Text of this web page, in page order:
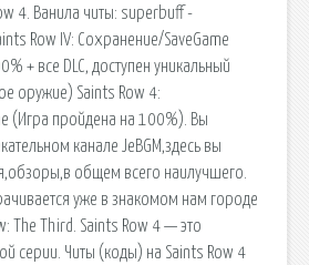
4. Ванила читы: superbuff -
Row IV: Cохранение/SaveGame
+ все DLC, доступен уникальный
оружие) Saints Row 4:
(Игра пройдена на 100%). Вы
канале JeBGM,здесь вы
общем всего наилучшего.
уже в знакомом нам городе
The Third. Saints Row 4 — это
серии. Читы (коды) на Saints Row 4